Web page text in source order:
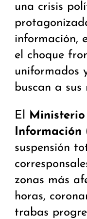
una crisis
información,
el choque
uniformados
buscan a sus
El
Información
suspensión
zonas más
horas,
trabas